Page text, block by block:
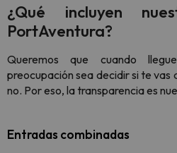
¿Qué incluyen
PortAventura?
Queremos que cuando
preocupación sea decidir si te vas
no. Por eso, la transparencia es
Entradas combinadas